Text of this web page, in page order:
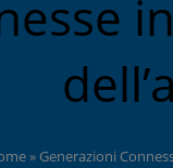
» Generazioni